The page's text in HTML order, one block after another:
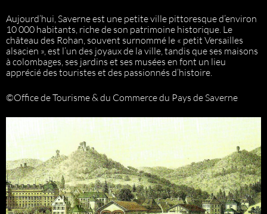
Aujourd’hui, Saverne est une petite ville pittoresque d’environ
10 000 habitants, riche de son patrimoine historique. Le
château des Rohan, souvent surnommé le « petit Versailles
alsacien », est l’un des joyaux de la ville, tandis que ses maisons
à colombages, ses jardins et ses musées en font un lieu
apprécié des touristes et des passionnés d’histoire.
©Office de Tourisme & du Commerce du Pays de Saverne